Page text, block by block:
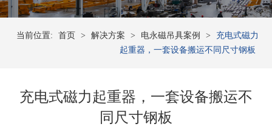
当前位置: 首页 > 解决方案 > 电永磁吊具案例 >
充电式磁力
起重器，一套设备搬运不同尺寸钢板
充电式磁力起重器，一套设备搬运不
同尺寸钢板